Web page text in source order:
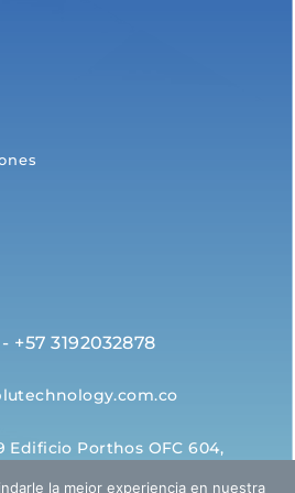
+57 3192032878
Edificio Porthos OFC 604,
la mejor experiencia en nuestra